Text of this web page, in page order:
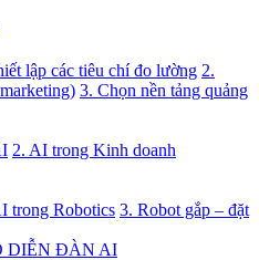
lập các tiêu chí đo lường 2.
3. Chọn nền tảng quảng
2. AI trong Kinh doanh
trong Robotics 3. Robot gắp – đặt
DIỄN ĐÀN AI